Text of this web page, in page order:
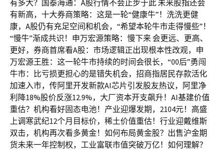
有多大？国泰海通：A股行情不会止步于此 未来股指还会
有新高，十大券商策略：这是一轮“健康牛”！洗洗更健
康，A股仍有充足空间和机会，“希望本轮牛市走得慢些”！
“慢牛”渐成共识！申万宏源策略：慢下来 会更远、更高、
更好，券商首席看A股：市场逻辑正出现根本性改观，申
万宏源王胜：这一轮牛市持续的时间会很长，“00后”勇闯
牛市：比亏损更担心的是错失机会，招商指居民存款活化
加速入市，传阿里开发新款AI芯片引发股友热议，阿里净
利降18%股价反涨12.9%，大厂资本开支飙升！AI基建价值
重估？机构看好固态电池！产业迎爆发期，2104元！高盛
上调寒武纪12个月目标价，稀土价值重估！行业迎戴维斯
双击，机构再次看多黄金！如何布局黄金股？出售沪金期
货未来一年控制权，工业富联市值突破万亿！如何理解？